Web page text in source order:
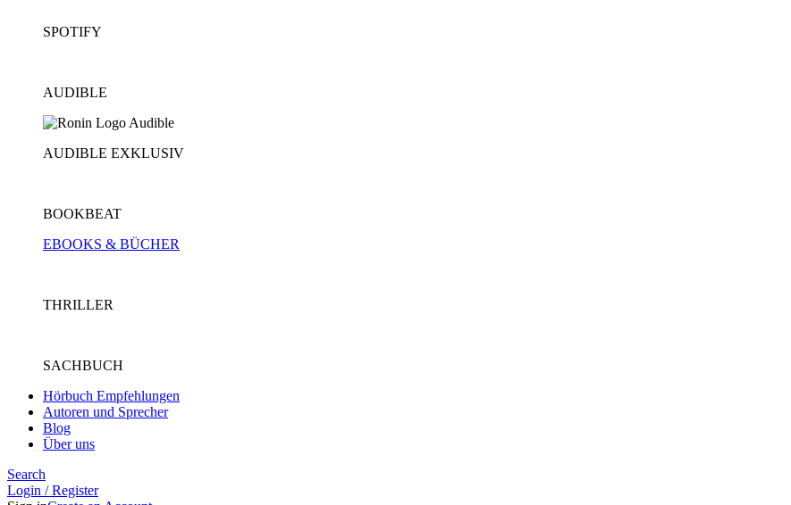
SPOTIFY
AUDIBLE
AUDIBLE EXKLUSIV
BOOKBEAT
EBOOKS & BÜCHER
THRILLER
SACHBUCH
Hörbuch Empfehlungen
Autoren und Sprecher
Blog
Über uns
Search
Login / Register